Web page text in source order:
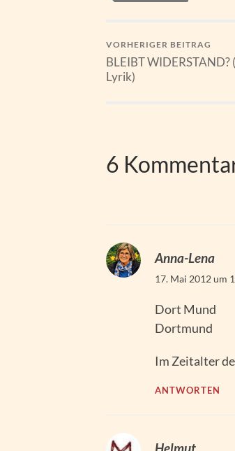
VORHERIGER BEITRAG
BLEIBT
Lyrik)
6
Anna-Lena
17. Mai 2012 um
Dort Mund
Dortmund
Im Zeitalter
ANTWORTEN